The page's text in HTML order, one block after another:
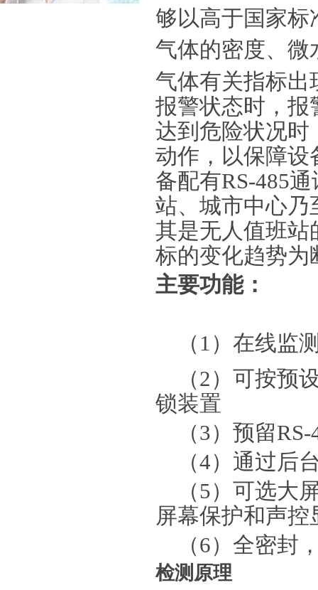
够以高于国家标
气体的密度、微
气体有关指标出
报警状态时，报
达到危险状况时
动作，以保障设
备配有RS-485
站、城市中心乃
其是无人值班站
标的变化趋势为
主要功能：
（1）在线监
（2）可按预
锁装置
（3）预留
（4）通过后
（5）可选大
屏幕保护和声控
（6）全密封
检测原理